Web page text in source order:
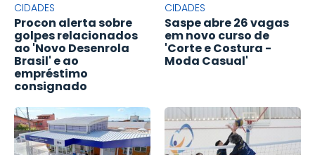
CIDADES
Procon alerta sobre
golpes relacionados
ao 'Novo Desenrola
Brasil' e ao
empréstimo
consignado
CIDADES
Saspe abre 26 vagas
em novo curso de
'Corte e Costura -
Moda Casual'